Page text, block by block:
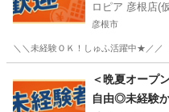
ロピア 彦根店(
彦根市
＼＼未経験ＯＫ！しゅふ活躍中★／／
コンビニ
＜晩夏オープ
自由◎未経験